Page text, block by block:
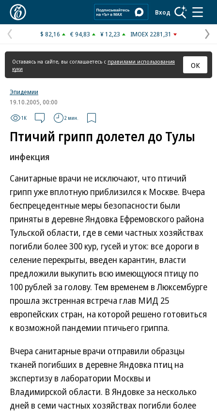
Вход
Предыдущая
страница
$ 82,16 € 94,83 ¥ 12,23 IMOEX 2281,31
Оставаясь на сайте, вы соглашаетесь с правилами использования
куки
ОК
Эпидемии
19.10.2005, 00:00
1K 2 мин.
Птичий грипп долетел до Тулы
инфекция
Санитарные врачи не исключают, что птичий
грипп уже вплотную приблизился к Москве. Вчера
беспрецедентные меры безопасности были
приняты в деревне Яндовка Ефремовского района
Тульской области, где в семи частных хозяйствах
погибли более 300 кур, гусей и уток: все дороги в
селение перекрыты, введен карантин, власти
предложили выкупить всю имеющуюся птицу по
100 рублей за голову. Тем временем в Люксембурге
прошла экстренная встреча глав МИД 25
европейских стран, на которой решено готовиться
к возможной пандемии птичьего гриппа.
Вчера санитарные врачи отправили образцы
тканей погибших в деревне Яндовка птиц на
экспертизу в лаборатории Москвы и
Владимирской области. В Яндовке за несколько
дней в семи частных хозяйствах погибли более